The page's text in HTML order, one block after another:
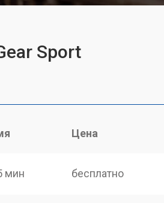
Sport
Цена
мин бесплатно